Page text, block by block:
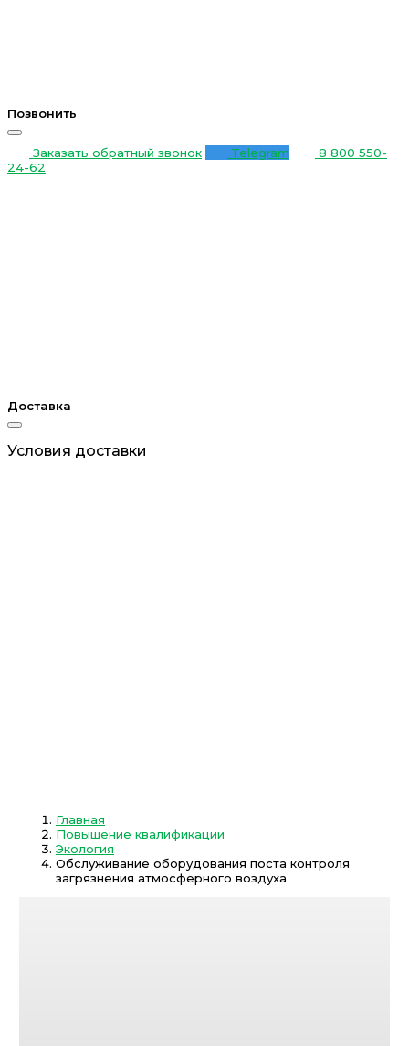
Позвонить
Заказать обратный звонок Telegram
8 800 550-
24-62
Доставка
Условия доставки
Главная
Повышение квалификации
Экология
Обслуживание оборудования поста контроля
загрязнения атмосферного воздуха